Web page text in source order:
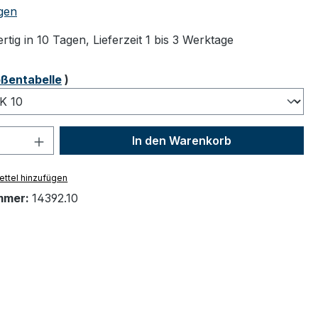
Bewertung von 5 von 5 Sternen
in 10 Tagen, Lieferzeit 1 bis 3 Werktage
)
Anzahl: Gib den gewünschten Wert
In den Warenkorb
hinzufügen
14392.10